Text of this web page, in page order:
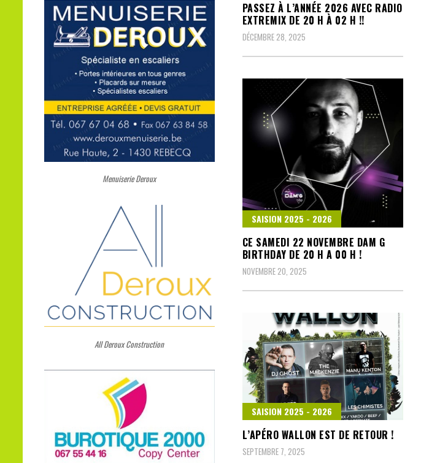
PASSEZ À L’ANNÉE 2026 AVEC RADIO
EXTREMIX DE 20 H À 02 H !!
DÉCEMBRE 28, 2025
SAISION 2025 - 2026
CE SAMEDI 22 NOVEMBRE DAM G
BIRTHDAY DE 20 H A 00 H !
NOVEMBRE 20, 2025
SAISION 2025 - 2026
L’APÉRO WALLON EST DE RETOUR !
SEPTEMBRE 7, 2025
Menuiserie Deroux
All Deroux Construction